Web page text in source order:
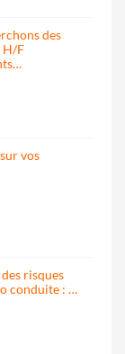
des
H/F
vos
risques
conduite : …